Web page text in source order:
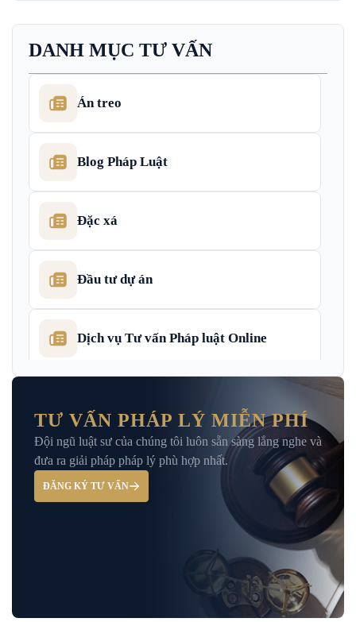
DANH MỤC TƯ VẤN
Án treo
Blog Pháp Luật
Đặc xá
Đầu tư dự án
Dịch vụ Tư vấn Pháp luật Online
Giải Đáp – Tư Vấn Pháp Luật Hình Sự
Hỏi đáp và tư vấn pháp luật
Luật Bảo Hiểm Xã Hội
TƯ VẤN PHÁP LÝ MIỄN PHÍ
Đội ngũ luật sư của chúng tôi luôn sẵn sàng lắng nghe và
đưa ra giải pháp pháp lý phù hợp nhất.
ĐĂNG KÝ TƯ VẤN